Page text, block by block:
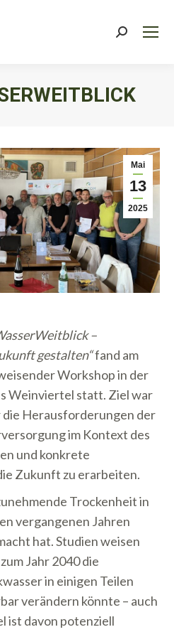
Search:
Mai
13
2025
–
gestalten“fand am
Workshop in der
Weinviertel statt. Ziel war
die Herausforderungen der
im Kontext des
und konkrete
Zukunft zu erarbeiten.
Trockenheit in
vergangenen Jahren
hat. Studien weisen
Jahr 2040 die
in einigen Teilen
verändern könnte – auch
ist davon potenziell